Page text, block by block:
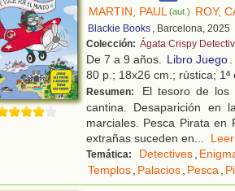
MARTIN, PAUL(aut.) ROY,
Blackie Books , Barcelona, 2025
Colección: Ágata Crispy
De 7 a 9 años. Libro Juego
80 p.; 18x26 cm.; rústica; 1ª
Resumen:
El tesoro de los
cantina. Desaparición en
marciales. Pesca Pirata en
extrañas suceden en...
Temática: Detectives,
Templos, Palacios, Pesca,